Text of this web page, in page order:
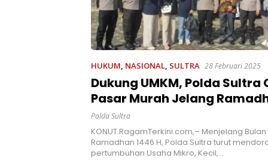
HUKUM, NASIONAL, SULTRA 28 Februari 2025
Dukung UMKM, Polda Sultra
Pasar Murah Jelang
Warga Antusias Serbu
Kebutuhan Pokok
Polda Sultra
KONUT.RagamTerkini.com,– Menjelang Bulan
Ramadhan 1446 H, Polda Sultra turut
pertumbuhan Usaha Mikro, Kecil,…